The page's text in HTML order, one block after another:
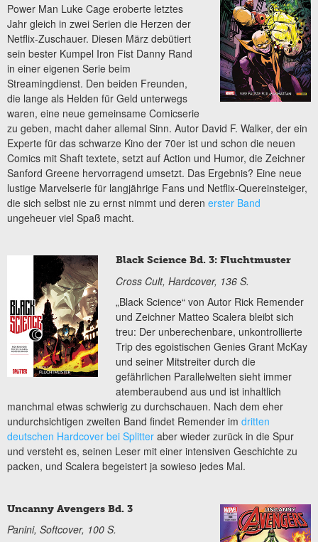
Power Man Luke Cage eroberte letztes
Jahr gleich in zwei Serien die Herzen der
Netflix-Zuschauer. Diesen März debütiert
sein bester Kumpel Iron Fist Danny Rand
in einer eigenen Serie beim
Streamingdienst. Den beiden Freunden,
die lange als Helden für Geld unterwegs
waren, eine neue gemeinsame Comicserie
zu geben, macht daher allemal Sinn. Autor David F. Walker, der ein
Experte für das schwarze Kino der 70er ist und schon die neuen
Comics mit Shaft textete, setzt auf Action und Humor, die Zeichner
Sanford Greene hervorragend umsetzt. Das Ergebnis? Eine neue
lustige Marvelserie für langjährige Fans und Netflix-Quereinsteiger,
die sich selbst nie zu ernst nimmt und deren erster Band
ungeheuer viel Spaß macht.
Black Science Bd. 3: Fluchtmuster
Cross Cult, Hardcover, 136 S.
„Black Science“ von Autor Rick Remender
und Zeichner Matteo Scalera bleibt sich
treu: Der unberechenbare, unkontrollierte
Trip des egoistischen Genies Grant McKay
und seiner Mitstreiter durch die
gefährlichen Parallelwelten sieht immer
atemberaubend aus und ist inhaltlich
manchmal etwas schwierig zu durchschauen. Nach dem eher
undurchsichtigen zweiten Band findet Remender im dritten
deutschen Hardcover bei Splitter aber wieder zurück in die Spur
und versteht es, seinen Leser mit einer intensiven Geschichte zu
packen, und Scalera begeistert ja sowieso jedes Mal.
Uncanny Avengers Bd. 3
Panini, Softcover, 100 S.